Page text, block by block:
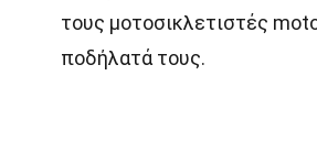
τους μοτοσικλετιστές
ποδήλατά τους.